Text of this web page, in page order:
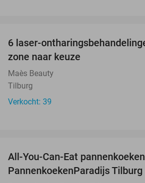
6 laser-
zone naar keuze
Maès Beauty
Tilburg
Verkocht: 39
All-You-Can-Eat
PannenkoekenParadijs Tilburg